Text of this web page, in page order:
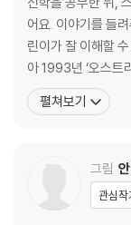
…143
솔로몬 왕
…………159
하나님의 사람 엘리야
어요. 이야기를 들
린이가 잘 이해할
아 1993년 ‘오스
d Jugend-
로는 『창조 이야기
펼쳐보기
그림
관심작